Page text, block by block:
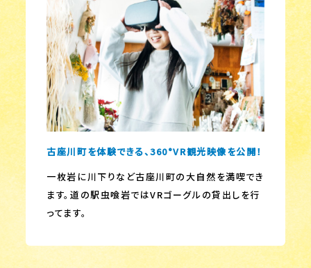
古座川町を体験できる、360°VR観光映像を公開！
一枚岩に川下りなど古座川町の大自然を満喫でき
ます。道の駅虫喰岩ではVRゴーグルの貸出しを行
ってます。